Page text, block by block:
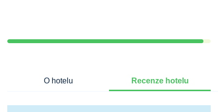
O hotelu Recenze hotelu